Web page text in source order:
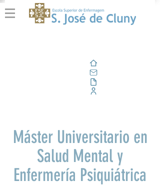
Máster Universitario en
Salud Mental y
Enfermería Psiquiátrica